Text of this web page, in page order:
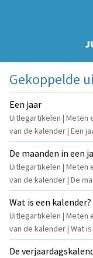
Gekoppelde
Een jaar
Uitlegartikelen | Meten
van de kalender | Een
De maanden in een
Uitlegartikelen | Meten
van de kalender | De
Wat is een kalender?
Uitlegartikelen | Meten
van de kalender | Wat
De